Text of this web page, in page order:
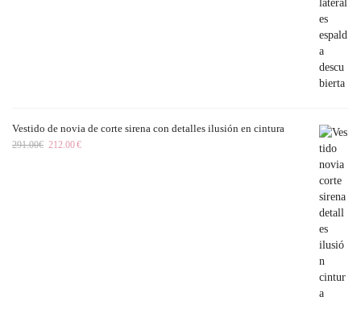
Vestido de novia de corte sirena con detalles ilusión en cintura
291.00€ 212.00€